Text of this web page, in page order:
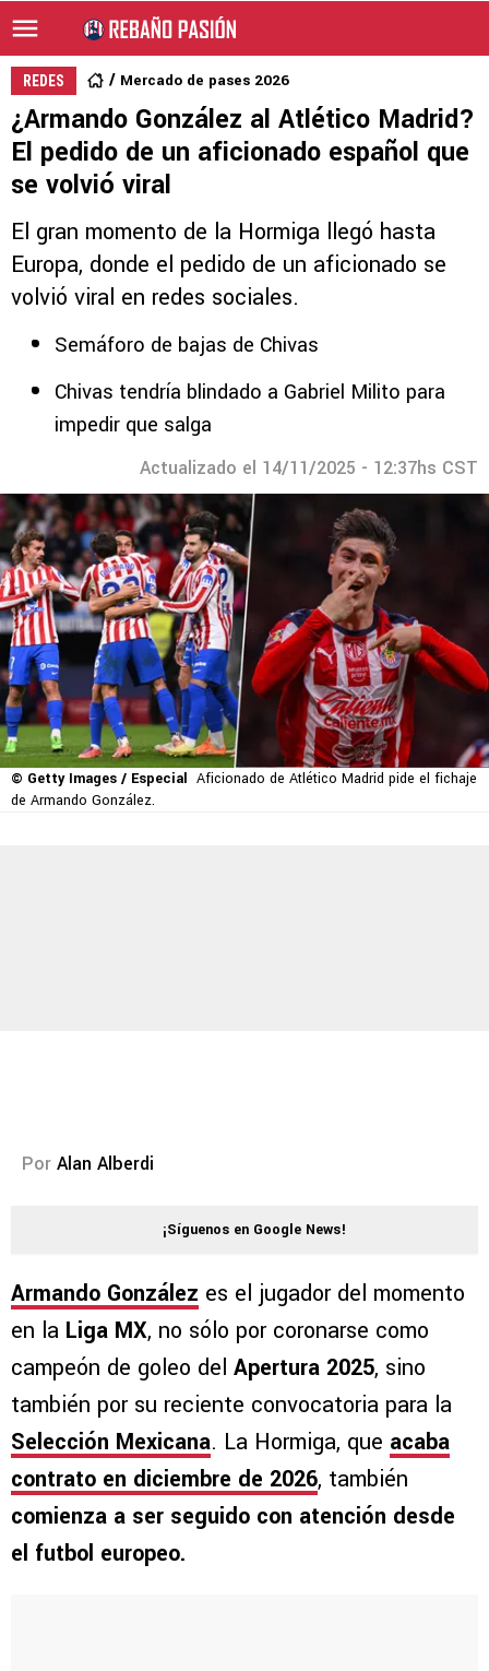
REDES Mercado de pases 2026
¿Armando González al Atlético Madrid?
El pedido de un aficionado español que
se volvió viral
El gran momento de la Hormiga llegó hasta
Europa, donde el pedido de un aficionado se
volvió viral en redes sociales.
Semáforo de bajas de Chivas
Chivas tendría blindado a Gabriel Milito para
impedir que salga
Actualizado el 14/11/2025 - 12:37hs CST
© Getty Images / Especial Aficionado de Atlético Madrid pide el fichaje
de Armando González.
Por Alan Alberdi
¡Síguenos en Google News!
Armando González es el jugador del momento
en la Liga MX, no sólo por coronarse como
campeón de goleo del Apertura 2025, sino
también por su reciente convocatoria para la
Selección Mexicana. La Hormiga, que acaba
contrato en diciembre de 2026, también
comienza a ser seguido con atención desde
el futbol europeo.